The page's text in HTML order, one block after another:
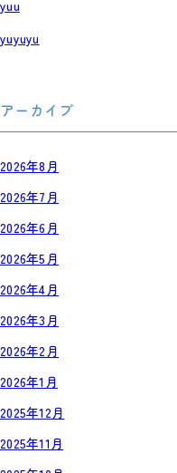
yuu
yuyuyu
アーカイブ
2026年8月
2026年7月
2026年6月
2026年5月
2026年4月
2026年3月
2026年2月
2026年1月
2025年12月
2025年11月